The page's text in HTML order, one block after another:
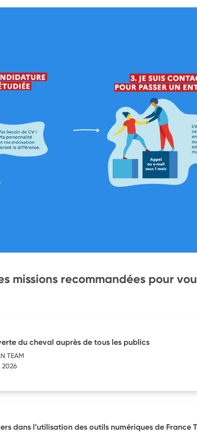
missions recommandées pour
du cheval auprès de tous les publics
TEAM
dans l’utilisation des outils numériques de France